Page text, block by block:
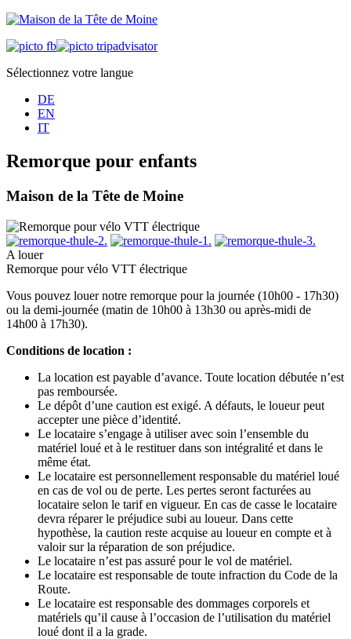
Sélectionnez votre langue
DE
EN
IT
Remorque pour enfants
Maison de la Tête de Moine
A louer
Remorque pour vélo VTT électrique
Vous pouvez louer notre remorque pour la journée (10h00 - 17h30)
ou la demi-journée (matin de 10h00 à 13h30 ou après-midi de
14h00 à 17h30).
Conditions de location :
La location est payable d’avance. Toute location débutée n’est
pas remboursée.
Le dépôt d’une caution est exigé. A défauts, le loueur peut
accepter une pièce d’identité.
Le locataire s’engage à utiliser avec soin l’ensemble du
matériel loué et à le restituer dans son intégralité et dans le
même état.
Le locataire est personnellement responsable du matériel loué
en cas de vol ou de perte. Les pertes seront facturées au
locataire selon le tarif en vigueur. En cas de casse le locataire
devra réparer le préjudice subi au loueur. Dans cette
hypothèse, la caution reste acquise au loueur en compte et à
valoir sur la réparation de son préjudice.
Le locataire n’est pas assuré pour le vol de matériel.
Le locataire est responsable de toute infraction du Code de la
Route.
Le locataire est responsable des dommages corporels et
matériels qu’il cause à l’occasion de l’utilisation du matériel
loué dont il a la grade.